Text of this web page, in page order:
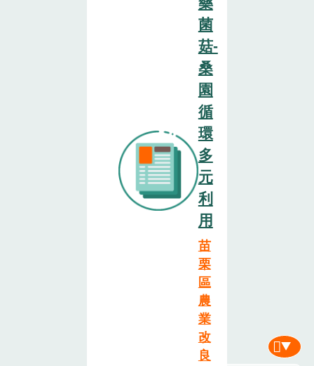
菌
菇-
桑
園
循
環
多
元
利
用
苗
栗
區
農
業
改
良